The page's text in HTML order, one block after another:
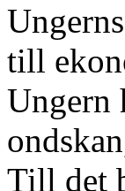
till
Ungern
Till det